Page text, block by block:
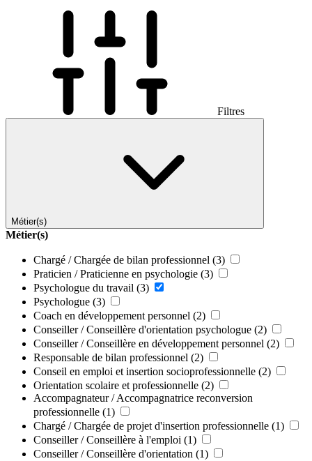
Filtres
Métier(s)
Métier(s)
Chargé / Chargée de bilan professionnel (3)
Praticien / Praticienne en psychologie (3)
Psychologue du travail (3)
Psychologue (3)
Coach en développement personnel (2)
Conseiller / Conseillère d'orientation psychologue (2)
Conseiller / Conseillère en développement personnel (2)
Responsable de bilan professionnel (2)
Conseil en emploi et insertion socioprofessionnelle (2)
Orientation scolaire et professionnelle (2)
Accompagnateur / Accompagnatrice reconversion
professionnelle (1)
Chargé / Chargée de projet d'insertion professionnelle (1)
Conseiller / Conseillère à l'emploi (1)
Conseiller / Conseillère d'orientation (1)